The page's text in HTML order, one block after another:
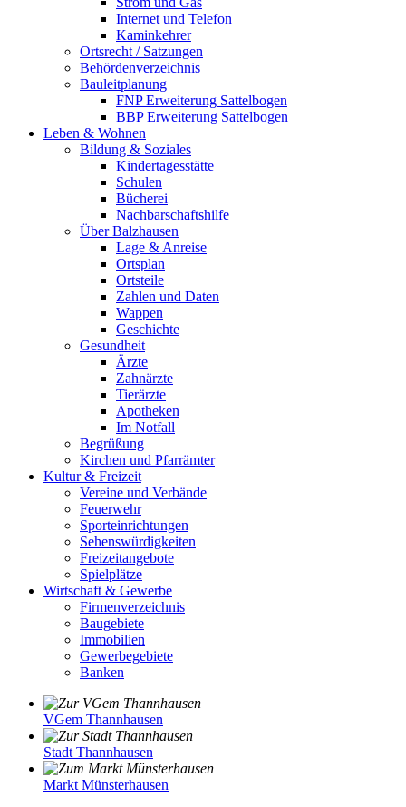
Internet und Telefon
Kaminkehrer
Ortsrecht / Satzungen
Behördenverzeichnis
Bauleitplanung
FNP Erweiterung Sattelbogen
BBP Erweiterung Sattelbogen
Leben & Wohnen
Bildung & Soziales
Kindertagesstätte
Schulen
Bücherei
Nachbarschaftshilfe
Über Balzhausen
Lage & Anreise
Ortsplan
Ortsteile
Zahlen und Daten
Wappen
Geschichte
Gesundheit
Ärzte
Zahnärzte
Tierärzte
Apotheken
Im Notfall
Begrüßung
Kirchen und Pfarrämter
Kultur & Freizeit
Vereine und Verbände
Feuerwehr
Sporteinrichtungen
Sehenswürdigkeiten
Freizeitangebote
Spielplätze
Wirtschaft & Gewerbe
Firmenverzeichnis
Baugebiete
Immobilien
Gewerbegebiete
Banken
VGem Thannhausen
Stadt Thannhausen
Markt Münsterhausen